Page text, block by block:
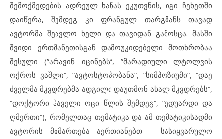
შემოქმედების ადრეულ ხანას ეკუთვნის, იგი ჩეხეთში
დაიწერა, შემდეგ კი ფრანგულ თარგმანს თავად
ავტორმა შეავლო ხელი და თავიდან გამოსცა. მასში
შვიდი ერთმანეთისგან დამოუკიდებელი მოთხრობაა
შესული (”არავინ იცინებს”, ”მარადიული ლტოლვის
ოქროს ვაშლი”, ”ავტოსტოპობანა”, ”სიმპოზიუმი”, ”დაე
ძველმა მკვდრებმა ადგილი დაუთმონ ახალ მკვდრებს”,
”დოქტორი ჰაველი ოცი წლის შემდეგ”, ”ედუარდი და
ღმერთი”), რომელთაც თემატიკა და ამ თემატიკისადმი
ავტორის მიმართება აერთიანებთ – სასიყვარულო